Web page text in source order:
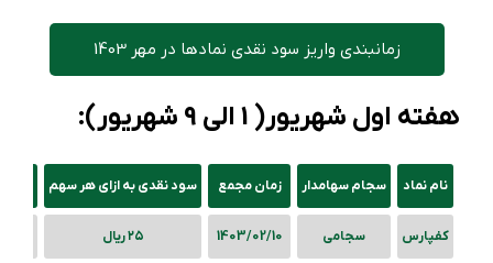
زمانبندی واریز سود نقدی نمادها در مهر 1403
هفته اول شهریور( 1 الی 9 شهریور):
نام نماد سجام سهامدار زمان مجمع سود نقدیبه ازای هر سهم
کفپارس سجامی 1403/02/10 ۲۵ ریال